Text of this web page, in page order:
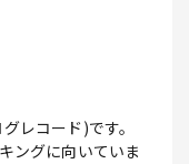
レコード)です。
ングに向いていま